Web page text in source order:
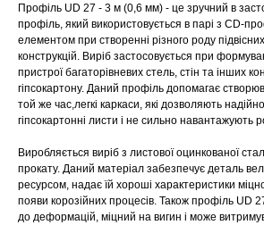
Профіль UD 27 - 3 м (0,6 мм) - це зручний в
профіль, який використовується в парі з CD-
елементом при створенні різного роду
конструкцій. Виріб застосовується при
пристрої багаторівневих стель, стін та інших
гіпсокартону. Даний профіль допомагає
той же час,легкі каркаси, які дозволяють
гіпсокартонні листи і не сильно навантажують
Виробляється виріб з листової оцинкованої
прокату. Даний матеріал забезпечує деталь
ресурсом, надає їй хороші характеристики
появи корозійних процесів. Також профіль UD
до деформацій, міцний на вигин і може